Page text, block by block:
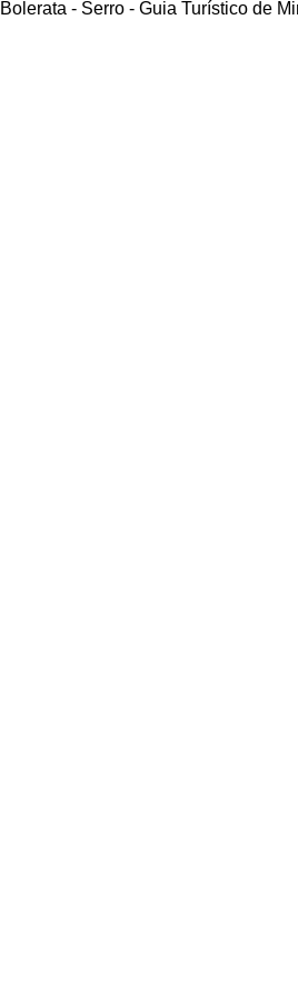
Bolerata - Serro - Guia Turístico de